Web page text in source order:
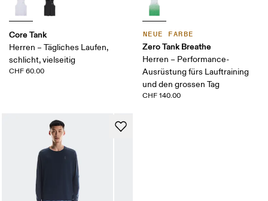
Core Tank
Herren – Tägliches Laufen,
schlicht, vielseitig
CHF 60.00
NEUE FARBE
Zero Tank Breathe
Herren – Performance-
Ausrüstung fürs Lauftraining
und den grossen Tag
CHF 140.00